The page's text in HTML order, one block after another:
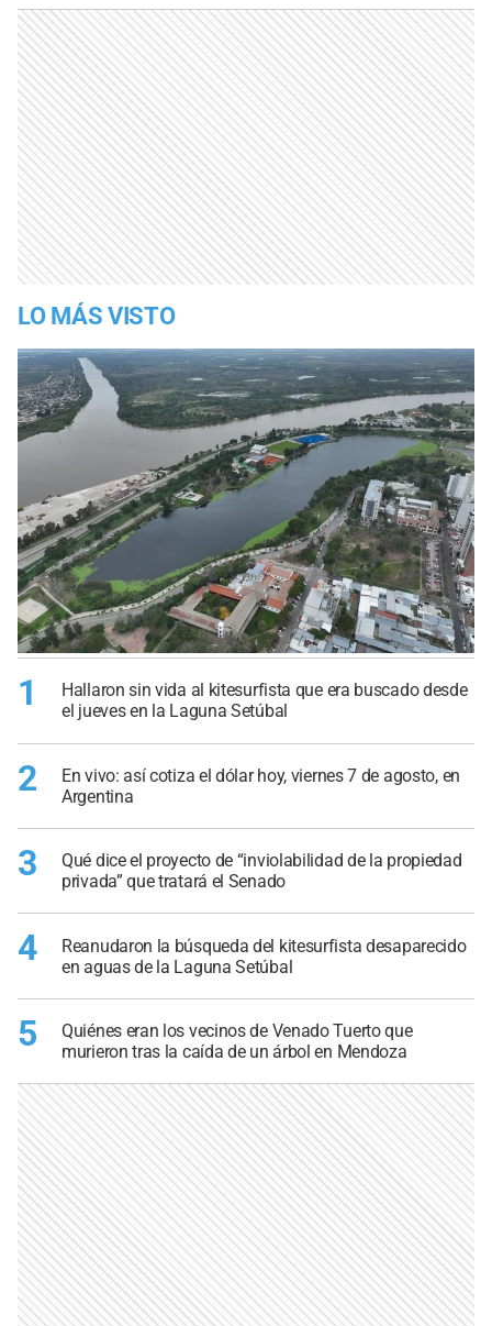
LO MÁS VISTO
1
Hallaron sin vida al kitesurfista que era buscado desde
el jueves en la Laguna Setúbal
2
En vivo: así cotiza el dólar hoy, viernes 7 de agosto, en
Argentina
3
Qué dice el proyecto de “inviolabilidad de la propiedad
privada” que tratará el Senado
4
Reanudaron la búsqueda del kitesurfista desaparecido
en aguas de la Laguna Setúbal
5
Quiénes eran los vecinos de Venado Tuerto que
murieron tras la caída de un árbol en Mendoza